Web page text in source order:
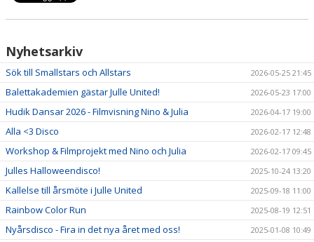
Nyhetsarkiv
Sök till Smallstars och Allstars 2026-05-25 21:45
Balettakademien gästar Julle United! 2026-05-23 17:00
Hudik Dansar 2026 - Filmvisning Nino & Julia 2026-04-17 19:00
Alla <3 Disco 2026-02-17 12:48
Workshop & Filmprojekt med Nino och Julia 2026-02-17 09:45
Julles Halloweendisco! 2025-10-24 13:20
Kallelse till årsmöte i Julle United 2025-09-18 11:00
Rainbow Color Run 2025-08-19 12:51
Nyårsdisco - Fira in det nya året med oss! 2025-01-08 10:49